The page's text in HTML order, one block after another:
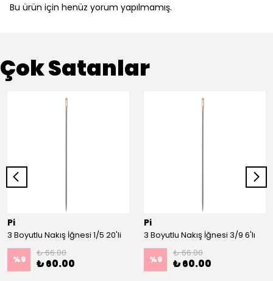
Bu ürün için henüz yorum yapılmamış.
Çok Satanlar
Pi
3 Boyutlu Nakış İğnesi 1/5 20'li
%9
₺ 66.00
₺ 60.00
Pi
3 Boyutlu Nakış İğnesi 3/9 6'lı
%9
₺ 66.00
₺ 60.00